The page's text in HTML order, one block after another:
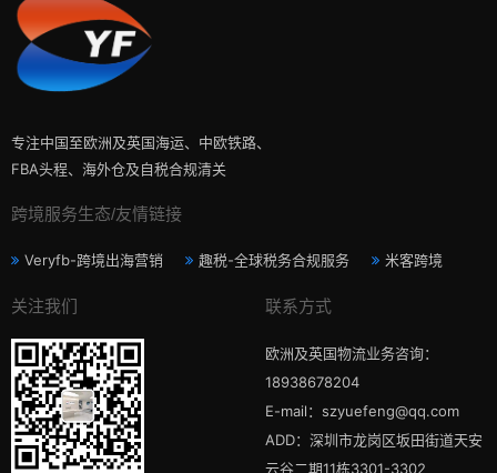
专注中国至欧洲及英国海运、中欧铁路、
FBA头程、海外仓及自税合规清关
跨境服务生态/友情链接
Veryfb-跨境出海营销 趣税-全球税务合规服务 米客跨境
关注我们 联系方式
欧洲及英国物流业务咨询：
18938678204
E-mail：szyuefeng@qq.com
ADD：深圳市龙岗区坂田街道天安
云谷二期11栋3301-3302